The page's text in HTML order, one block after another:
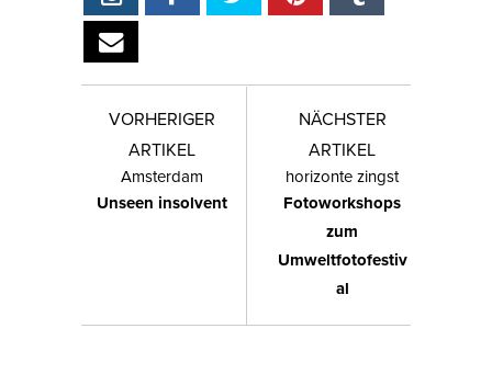
VORHERIGER
ARTIKEL
Amsterdam
Unseen insolvent
NÄCHSTER
ARTIKEL
horizonte zingst
Fotoworkshops
zum
Umweltfotofestiv
al